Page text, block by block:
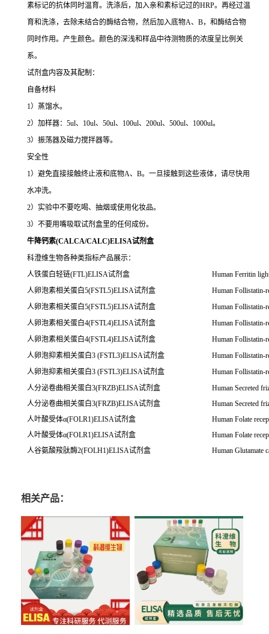
素标记的抗体同时温育。洗涤后，加入亲和素标记过的HRP。再经过温
育和洗涤，去除未结合的酶结合物，然后加入底物A、B，和酶结合物
同时作用。产生颜色。颜色的深浅和样品中待测物质的浓度呈比例关
系。
试剂盒内容及其配制：
自备材料
1）蒸馏水。
2）加样器：5ul、10ul、50ul、100ul、200ul、500ul、1000ul。
3）振荡器及磁力搅拌器等。
安全性
1）避免直接接触终止液和底物A、B。一旦接触到这些液体，请尽快用
水冲洗。
2）实验中不要吃喝、抽烟或使用化妆品。
3）不要用嘴吸取试剂盒里的任何成份。
牛降钙素(CALCA/CALC)ELISA试剂盒
科澄维生物各种类指标产品展示：
人铁蛋白轻链(FTL)ELISA试剂盒
Human Ferritin
人卵泡素相关蛋白5(FSTL5)ELISA试剂盒
Human Follistatin-
人卵泡素相关蛋白5(FSTL5)ELISA试剂盒
Human Follistatin-
人卵泡素相关蛋白4(FSTL4)ELISA试剂盒
Human Follistatin-
人卵泡素相关蛋白4(FSTL4)ELISA试剂盒
Human Follistatin-
人卵泡抑素相关蛋白3 (FSTL3)ELISA试剂盒
Human Follistatin-
人卵泡抑素相关蛋白3 (FSTL3)ELISA试剂盒
Human Follistatin-
人分泌卷曲相关蛋白3(FRZB)ELISA试剂盒
Human Secreted
人分泌卷曲相关蛋白3(FRZB)ELISA试剂盒
Human Secreted
人叶酸受体α(FOLR1)ELISA试剂盒
Human Folate
人叶酸受体α(FOLR1)ELISA试剂盒
Human Folate
人谷氨酸羧肽酶2(FOLH1)ELISA试剂盒
Human Glutamate
相关产品：